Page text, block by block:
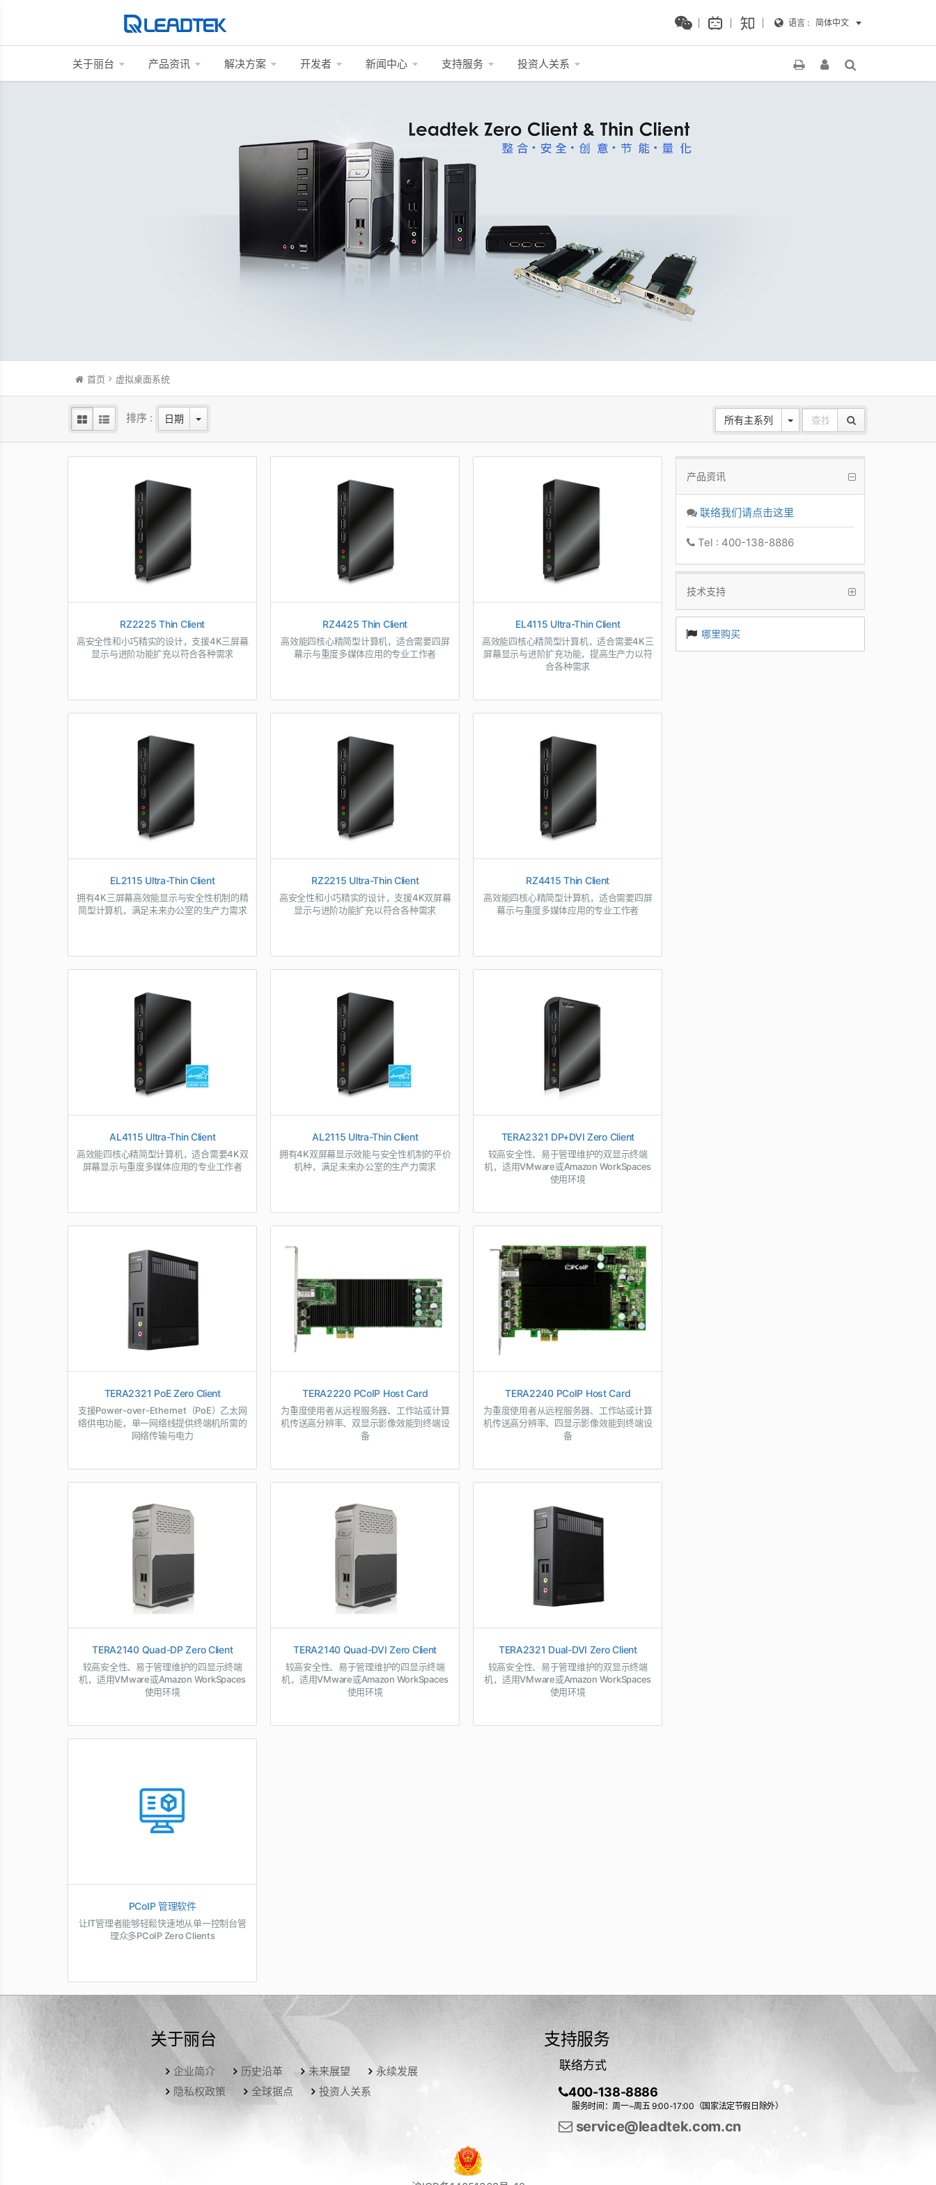
语言 : 简体中文
关于丽台 产品资讯 解决方案 开发者 新闻中心 支持服务 投资人关系
首页 虚拟桌面系统
排序 : 日期 所有主系列
RZ2225 Thin Client
高安全性和小巧精实的设计，支援4K三屏幕
显示与进阶功能扩充以符合各种需求
RZ4425 Thin Client
高效能四核心精简型计算机，适合需要四屏
幕示与重度多媒体应用的专业工作者
EL4115 Ultra-Thin Client
高效能四核心精简型计算机，适合需要4K三
屏幕显示与进阶扩充功能，提高生产力以符
合各种需求
EL2115 Ultra-Thin Client
拥有4K三屏幕高效能显示与安全性机制的精
简型计算机，满足未来办公室的生产力需求
RZ2215 Ultra-Thin Client
高安全性和小巧精实的设计，支援4K双屏幕
显示与进阶功能扩充以符合各种需求
RZ4415 Thin Client
高效能四核心精简型计算机，适合需要四屏
幕示与重度多媒体应用的专业工作者
AL4115 Ultra-Thin Client
高效能四核心精简型计算机，适合需要4K双
屏幕显示与重度多媒体应用的专业工作者
AL2115 Ultra-Thin Client
拥有4K双屏幕显示效能与安全性机制的平价
机种，满足未来办公室的生产力需求
TERA2321 DP+DVI Zero Client
较高安全性、易于管理维护的双显示终端
机，适用VMware或Amazon WorkSpaces
使用环境
TERA2321 PoE Zero Client
支援Power-over-Ethernet（PoE）乙太网
络供电功能，单一网络线提供终端机所需的
网络传输与电力
TERA2220 PCoIP Host Card
为重度使用者从远程服务器、工作站或计算
机传送高分辨率、双显示影像效能到终端设
备
TERA2240 PCoIP Host Card
为重度使用者从远程服务器、工作站或计算
机传送高分辨率、四显示影像效能到终端设
备
TERA2140 Quad-DP Zero Client
较高安全性、易于管理维护的四显示终端
机，适用VMware或Amazon WorkSpaces
使用环境
TERA2140 Quad-DVI Zero Client
较高安全性、易于管理维护的四显示终端
机，适用VMware或Amazon WorkSpaces
使用环境
TERA2321 Dual-DVI Zero Client
较高安全性、易于管理维护的双显示终端
机，适用VMware或Amazon WorkSpaces
使用环境
PCoIP 管理软件
让IT管理者能够轻鬆快速地从单一控制台管
理众多PCoIP Zero Clients
产品资讯
联络我们请点击这里
Tel : 400-138-8886
技术支持
哪里购买
关于丽台
企业简介 历史沿革 未来展望
永续发展
隐私权政策
全球据点 投资人关系
支持服务
联络方式
400-138-8886
服务时间：周一~周五 9:00-17:00（国家法定节假日除外）
service@leadtek.com.cn